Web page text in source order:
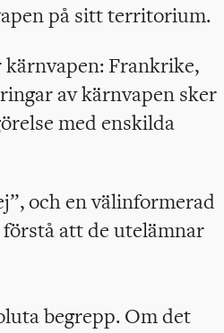
på sitt territorium.
Frankrike,
av kärnvapen sker
med enskilda
och en välinformerad
att de utelämnar
begrepp. Om det